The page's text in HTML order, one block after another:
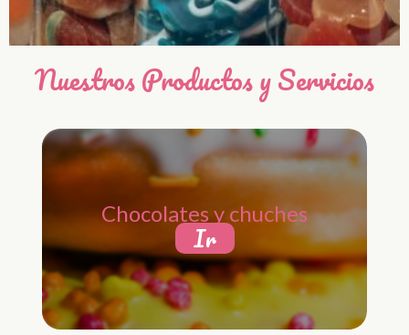
Nuestros Productos y Servicios
Chocolates y chuches
Ir